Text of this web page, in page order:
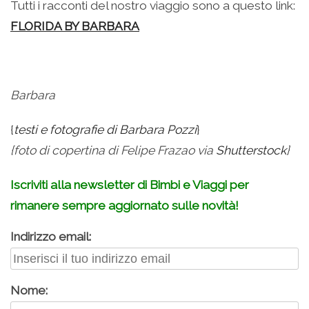
Tutti i racconti del nostro viaggio sono a questo link:
FLORIDA BY BARBARA
Barbara
{testi e fotografie di Barbara Pozzi}
{foto di copertina di Felipe Frazao via Shutterstock}
Iscriviti alla newsletter di Bimbi e Viaggi per
rimanere sempre aggiornato sulle novità!
Indirizzo email:
Nome: